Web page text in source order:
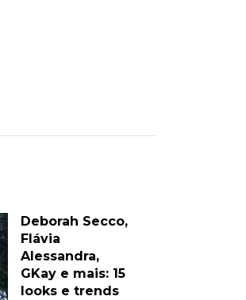
Deborah Secco,
Flávia
Alessandra,
GKay e mais: 15
looks e trends